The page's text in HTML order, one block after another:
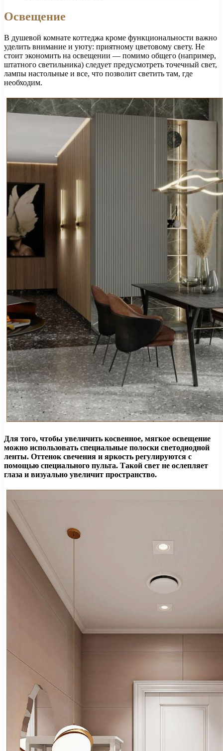
Освещение
В душевой комнате коттеджа кроме функциональности важно
уделить внимание и уюту: приятному цветовому свету. Не
стоит экономить на освещении — помимо общего (например,
штатного светильника) следует предусмотреть точечный свет,
лампы настольные и все, что позволит светить там, где
необходим.
Для того, чтобы увеличить косвенное, мягкое освещение
можно использовать специальные полоски светодиодной
ленты. Оттенок свечения и яркость регулируются с
помощью специального пульта. Такой свет не ослепляет
глаза и визуально увеличит пространство.